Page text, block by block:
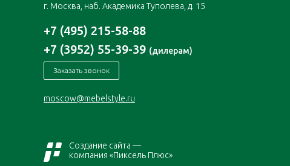
г. Москва, наб. Академика Туполева, д. 15
+7 (495) 215-58-88
+7 (3952) 55-39-39 (дилерам)
Заказать звонок
moscow@mebelstyle.ru
Создание сайта —
компания «Пиксель Плюс»